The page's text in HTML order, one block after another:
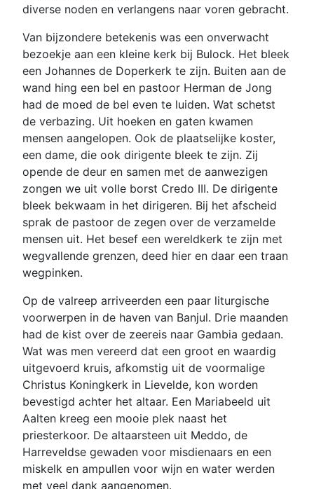
diverse noden en verlangens naar voren gebracht.
Van bijzondere betekenis was een onverwacht
bezoekje aan een kleine kerk bij Bulock. Het bleek
een Johannes de Doperkerk te zijn. Buiten aan de
wand hing een bel en pastoor Herman de Jong
had de moed de bel even te luiden. Wat schetst
de verbazing. Uit hoeken en gaten kwamen
mensen aangelopen. Ook de plaatselijke koster,
een dame, die ook dirigente bleek te zijn. Zij
opende de deur en samen met de aanwezigen
zongen we uit volle borst Credo III. De dirigente
bleek bekwaam in het dirigeren. Bij het afscheid
sprak de pastoor de zegen over de verzamelde
mensen uit. Het besef een wereldkerk te zijn met
wegvallende grenzen, deed hier en daar een traan
wegpinken.
Op de valreep arriveerden een paar liturgische
voorwerpen in de haven van Banjul. Drie maanden
had de kist over de zeereis naar Gambia gedaan.
Wat was men vereerd dat een groot en waardig
uitgevoerd kruis, afkomstig uit de voormalige
Christus Koningkerk in Lievelde, kon worden
bevestigd achter het altaar. Een Mariabeeld uit
Aalten kreeg een mooie plek naast het
priesterkoor. De altaarsteen uit Meddo, de
Harreveldse gewaden voor misdienaars en een
miskelk en ampullen voor wijn en water werden
met veel dank aangenomen.